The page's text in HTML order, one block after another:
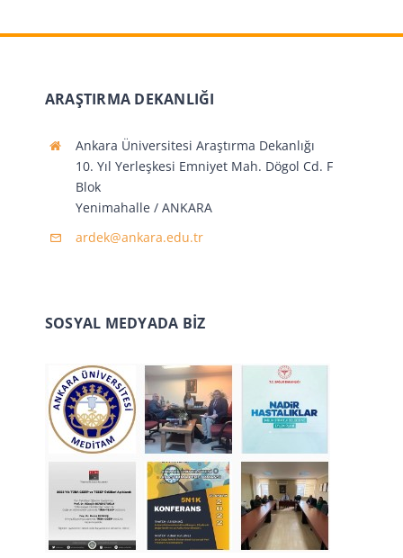
ARAŞTIRMA DEKANLIĞI
Ankara Üniversitesi Araştırma Dekanlığı
10. Yıl Yerleşkesi Emniyet Mah. Dögol Cd. F
Blok
Yenimahalle / ANKARA
ardek@ankara.edu.tr
SOSYAL MEDYADA BİZ